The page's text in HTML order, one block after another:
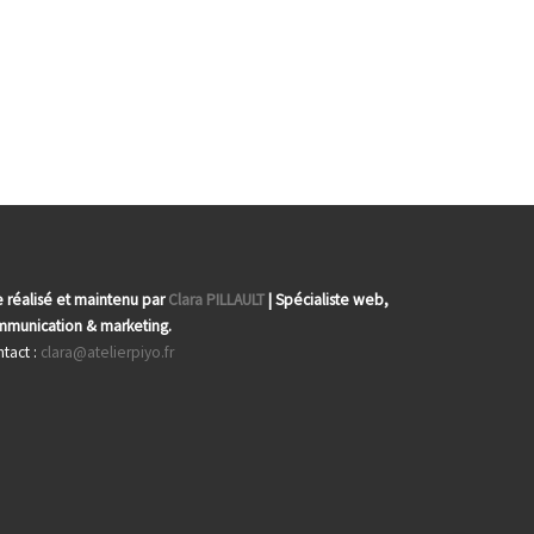
réalisé et maintenu parClara PILLAULT | Spécialiste web,
& marketing.
: clara@atelierpiyo.fr